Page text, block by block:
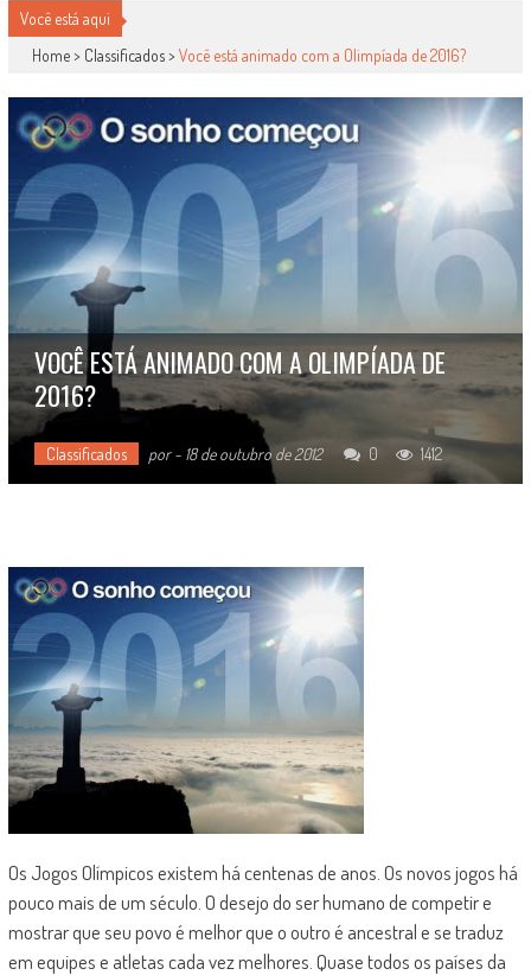
Você está aqui
Home > Classificados> Você está animado com a Olimpíada de 2016?
VOCÊ ESTÁ ANIMADO COM A OLIMPÍADA DE
2016?
Classificados por- 18 de outubro de 2012 0 1412
Os Jogos Olímpicos existem há centenas de anos. Os novos jogos há
pouco mais de um século. O desejo do ser humano de competir e
mostrar que seu povo é melhor que o outro é ancestral e se traduz
em equipes e atletas cada vez melhores. Quase todos os países da